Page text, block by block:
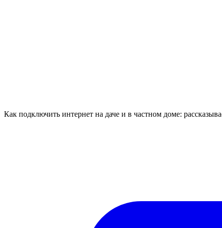
Как подключить интернет на даче и в частном доме: